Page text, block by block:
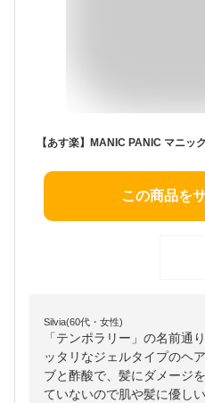
この商品を
Silvia(60代・女性)
「テンポラリー」の名前通
ッタリなジェルタイプのヘ
ブと酢酸で、髪にダメージ
ていないので肌や髪に優し